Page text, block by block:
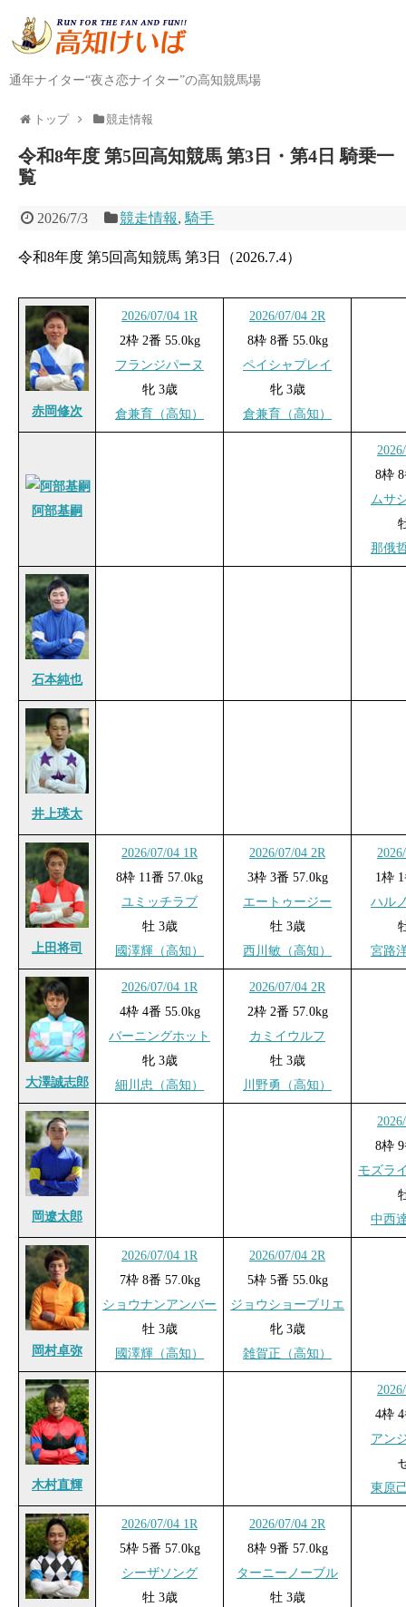
通年ナイター“夜さ恋ナイター”の高知競馬場
トップ 競走情報
令和8年度 第5回高知競馬 第3日・第4日 騎乗一
覧
2026/7/3 競走情報,騎手
令和8年度 第5回高知競馬 第3日（2026.7.4）
赤岡修次
2026/07/04 1R
2枠 2番 55.0kg
フランジパーヌ
牝 3歳
倉兼育（高知）
2026/07/04 2R
8枠 8番 55.0kg
ペイシャプレイ
牝 3歳
倉兼育（高知）
阿部基嗣
8枠
ムサ
那俄
石本純也
井上瑛太
上田将司
2026/07/04 1R
8枠 11番 57.0kg
ユミッチラブ
牡 3歳
國澤輝（高知）
2026/07/04 2R
3枠 3番 57.0kg
エートゥージー
牡 3歳
西川敏（高知）
1枠
ハル
宮路
大澤誠志郎
2026/07/04 1R
4枠 4番 55.0kg
バーニングホット
牝 3歳
細川忠（高知）
2026/07/04 2R
2枠 2番 57.0kg
カミイウルフ
牡 3歳
川野勇（高知）
岡遼太郎
8枠
モズラ
中西
岡村卓弥
2026/07/04 1R
7枠 8番 57.0kg
ショウナンアンバー
牡 3歳
國澤輝（高知）
2026/07/04 2R
5枠 5番 55.0kg
ジョウショーブリエ
牝 3歳
雑賀正（高知）
木村直輝
4枠
アン
東原
2026/07/04 1R
5枠 5番 57.0kg
シーザソング
牡 3歳
2026/07/04 2R
8枠 9番 57.0kg
ターニーノーブル
牡 3歳